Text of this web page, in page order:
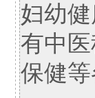
妇幼
有中
保健等